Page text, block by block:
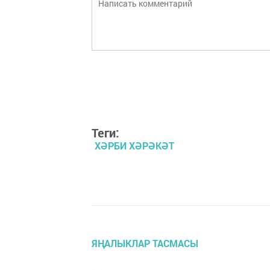
Теги:
ХӘРБИ ХӘРӘКӘТ
ЯҢАЛЫКЛАР ТАСМАСЫ